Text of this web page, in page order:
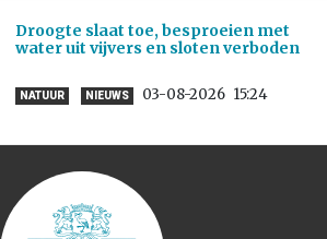
Droogte slaat toe, besproeien met
water uit vijvers en sloten verboden
NATUUR NIEUWS 03-08-2026 15:24